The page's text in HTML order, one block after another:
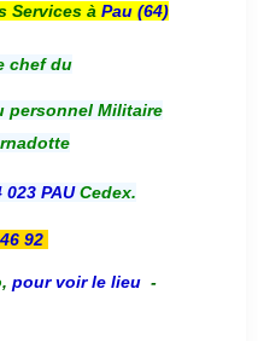
Services à Pau (64)
chef du
personnel Militaire
023 PAUCedex.
92
, pour voir le lieu -